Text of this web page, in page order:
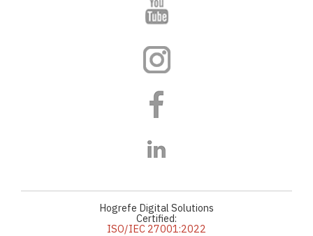
Hogrefe Digital Solutions
Certified:
ISO/IEC 27001:2022